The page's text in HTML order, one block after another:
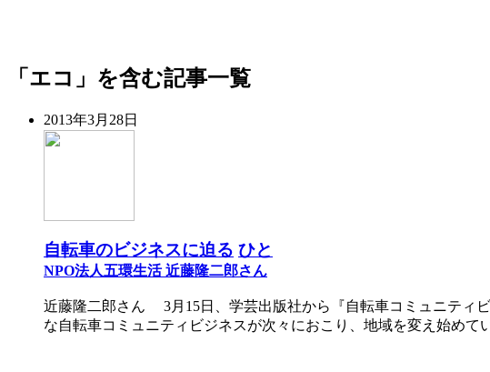
「エコ」を含む記事一覧
2013年3月28日
自転車のビジネスに迫る ひと
NPO法人五環生活 近藤隆二郎さん
近藤隆二郎さん 3月15日、学芸出版社から『自転車コミュニティ
な自転車コミュニティビジネスが次々におこり、地域を変え始め